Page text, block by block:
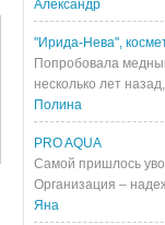
Александр
"Ирида-Нева",
Попробовала
несколько лет
Полина
PRO AQUA
Самой пришлось
Организация –
Яна